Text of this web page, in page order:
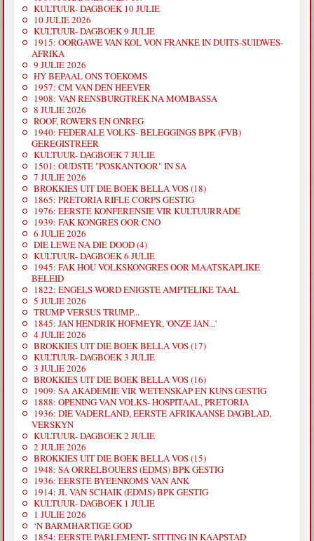
KULTUUR- DAGBOEK 10 JULIE
10 JULIE 2026
KULTUUR- DAGBOEK 9 JULIE
1915: OORGAWE VAN KOL VON FRANKE IN DUITS-SUIDWES-
AFRIKA
9 JULIE 2026
HÝ BEPAAL ONS TOEKOMS
1957: CM VAN DEN HEEVER
1908: VAN RENSBURGTREK NA MOMBASSA
8 JULIE 2026
ROOF, ROWERS EN ONREG
1940: FEDERALE VOLKS- BELEGGINGS BPK (FVB)
GEREGISTREER
KULTUUR- DAGBOEK 7 JULIE
1501: OUDSTE "POSKANTOOR" IN SA
7 JULIE 2026
BROKKIES UIT DIE BOEK BELLA VOS (18)
1865: PRETORIA RIFLE CORPS GESTIG
1976: EERSTE KONFERENSIE VIR KULTUURRADE
1939: FAK KONGRES OOR CNO
6 JULIE 2026
DIE LEWE NA DIE DOOD (4)
KULTUUR- DAGBOEK 6 JULIE
1945: FAK HOU VOLKSKONGRES OOR MAATSKAPLIKE
BELEID
1822: ENGELS WORD ENIGSTE AMPTELIKE TAAL
5 JULIE 2026
TRUMP VERSUS TRUMP...
1845: JAN HENDRIK HOFMEYR, 'ONZE JAN...'
4 JULIE 2026
BROKKIES UIT DIE BOEK BELLA VOS (17)
KULTUUR- DAGBOEK 3 JULIE
3 JULIE 2026
BROKKIES UIT DIE BOEK BELLA VOS (16)
1909: SA AKADEMIE VIR WETENSKAP EN KUNS GESTIG
1888: OPENING VAN VOLKS- HOSPITAAL, PRETORIA
1936: DIE VADERLAND, EERSTE AFRIKAANSE DAGBLAD,
VERSKYN
KULTUUR- DAGBOEK 2 JULIE
2 JULIE 2026
BROKKIES UIT DIE BOEK BELLA VOS (15)
1948: SA ORRELBOUERS (EDMS) BPK GESTIG
1936: EERSTE BYEENKOMS VAN ANK
1914: JL VAN SCHAIK (EDMS) BPK GESTIG
KULTUUR- DAGBOEK 1 JULIE
1 JULIE 2026
‘N BARMHARTIGE GOD
1854: EERSTE PARLEMENT- SITTING IN KAAPSTAD